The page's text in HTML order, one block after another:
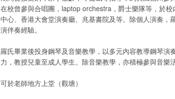
在校曾參與合唱團，laptop orchestra，爵士樂隊等，於
中心、香港大會堂演奏廳、兆基書院及等。除個人演奏，
演伴奏經驗。
羅氏畢業後投身鋼琴及音樂教學，以多元內容教導鋼琴演
力，教授兒童至成人學生。除音樂教學，亦積極參與音樂
可於老師地方上堂（觀塘）